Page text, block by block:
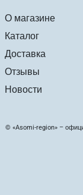
О магазине
Каталог
Доставка
Отзывы
Новости
© «Asomi-region» –